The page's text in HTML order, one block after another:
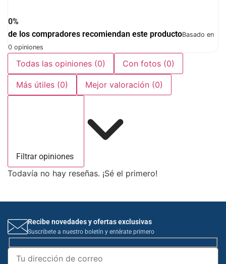
0%
de los compradores recomiendan este productoBasado en
0 opiniones
Todas las opiniones (0) Con fotos (0)
Más útiles (0) Mejor valoración (0)
Filtrar opiniones
Todavía no hay reseñas. ¡Sé el primero!
Recibe novedades y ofertas exclusivas
Suscribete a nuestro boletín y entérate primero